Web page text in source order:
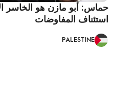
حماس: أبو مازن هو الخاسر
استئناف المفاوضات
PALESTINE